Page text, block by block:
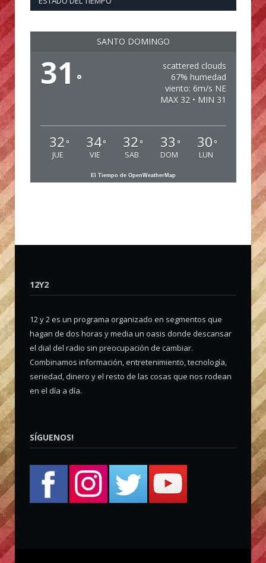
SANTO DOMINGO
31 °
scattered clouds
67% humedad
viento: 6m/s NE
MAX 32 • MIN 31
32 °
JUE
34°
VIE
32 °
SAB
33 °
DOM
30 °
LUN
El Tiempo de OpenWeatherMap
12Y2
12 y 2 es un programa organizado en segmentos que
hagan de dos horas y media un oasis donde descansar
el dial del radio sin preocupación de cambiar.
Combinamos información, entretenimiento, tecnología,
seriedad, dinero y el resto de las cosas que nos rodean
en el día a día.
SÍGUENOS!